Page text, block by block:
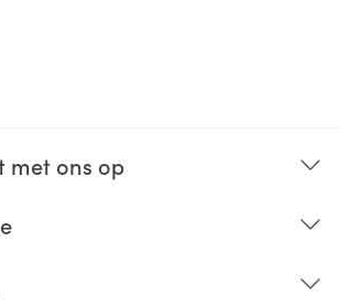
met ons op